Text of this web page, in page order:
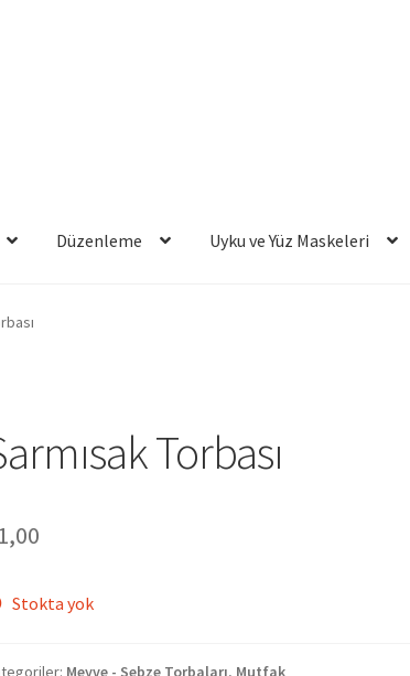
Düzenleme Uyku ve Yüz Maskeleri
Torbası
1,00
Stokta yok
Meyve - Sebze Torbaları, Mutfak